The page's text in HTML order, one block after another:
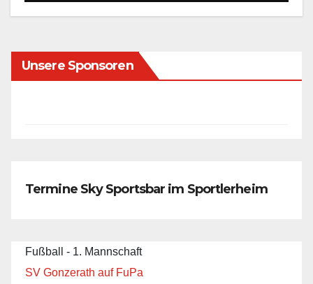
Unsere Sponsoren
Termine Sky Sportsbar im Sportlerheim
Fußball - 1. Mannschaft
SV Gonzerath auf FuPa